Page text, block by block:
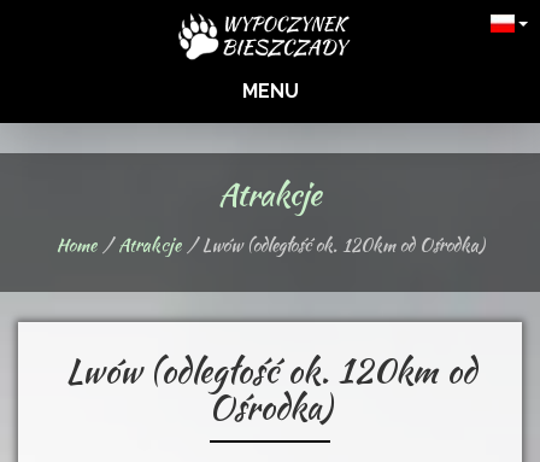
MENU
Atrakcje
Home Atrakcje Lwów (odległość ok. 120km od Ośrodka)
Lwów (odległość ok. 120km od
Ośrodka)